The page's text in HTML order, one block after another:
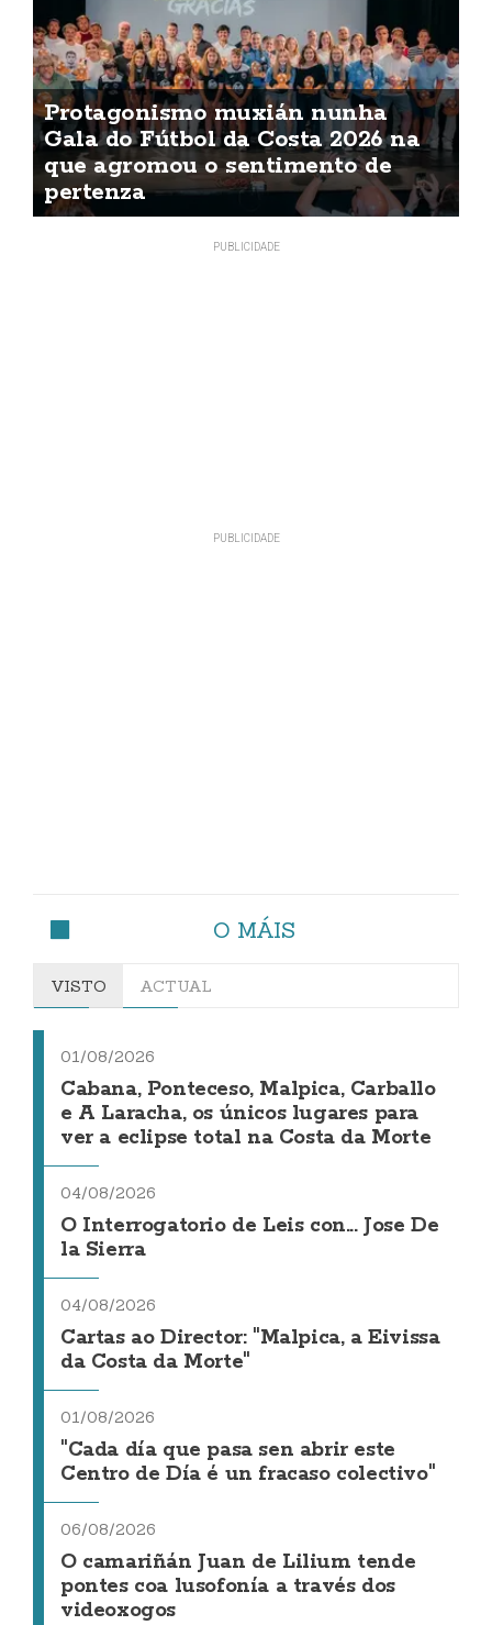
Protagonismo muxián nunha
Gala do Fútbol da Costa 2026 na
que agromou o sentimento de
pertenza
O MÁIS
VISTO ACTUAL
01/08/2026
Cabana, Ponteceso, Malpica, Carballo
e A Laracha, os únicos lugares para
ver a eclipse total na Costa da Morte
04/08/2026
O Interrogatorio de Leis con... Jose De
la Sierra
04/08/2026
Cartas ao Director: "Malpica, a Eivissa
da Costa da Morte"
01/08/2026
"Cada día que pasa sen abrir este
Centro de Día é un fracaso colectivo"
06/08/2026
O camariñán Juan de Lilium tende
pontes coa lusofonía a través dos
videoxogos